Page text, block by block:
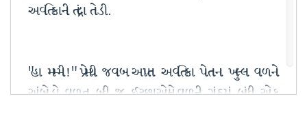
અવંતિકાની તંદ્રા તોડી.
"હા મમ્મી!" પ્રેમથી જવાબ આપતા અવંતિકા પોતાના ખુલ્લા વાળનો
અંબોડો વાળતા બધી જ ઈચ્છાઓને વાળની ગાંઠમાં બાંધી એક